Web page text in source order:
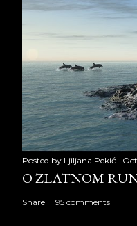
Posted by Ljiljana Pekić
O ZLATNOM
Share 95 comments